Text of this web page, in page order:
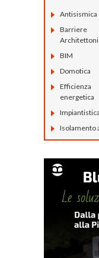
Antisismica
Barriere
BIM
Domotica
Efficienza
energetica
Impiantistica
Isolamento